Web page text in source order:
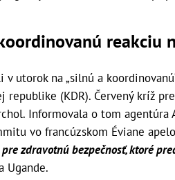
reakciu
v utorok na „silnú a
republike (KDR). Červený kríž
Informovala o tom agentúra
vo francúzskom Éviane
zdravotnú bezpečnosť, ktoré
Ugande.